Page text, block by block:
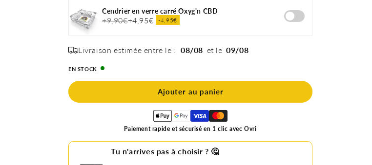
Cendrier en verre carré Oxyg'n CBD
+9,90€+4,95€ -4,95€
Livraison estimée entre le : 08/08 et le 09/08
EN STOCK
Ajouter au panier
Paiement rapide et sécurisé en 1 clic avec Ovri
Tu n'arrives pas à choisir ? 🤔